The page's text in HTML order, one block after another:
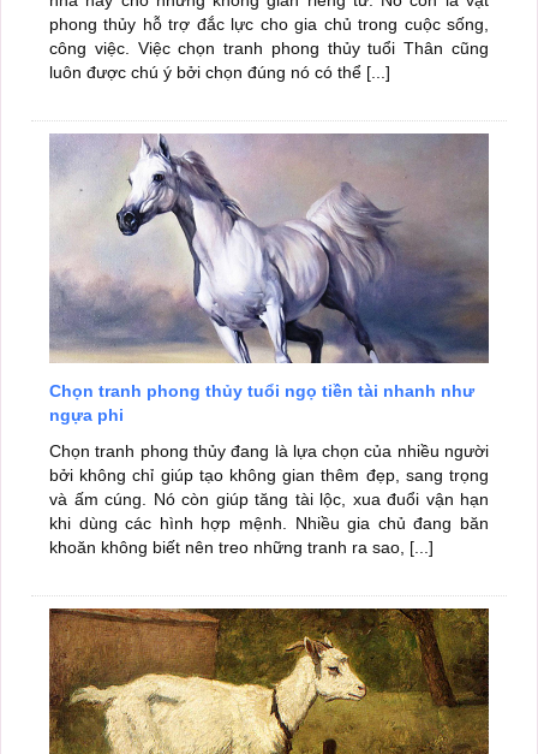
phong thủy hỗ trợ đắc lực cho gia chủ trong cuộc sống,
công việc. Việc chọn tranh phong thủy tuổi Thân cũng
luôn được chú ý bởi chọn đúng nó có thể [...]
Chọn tranh phong thủy tuổi ngọ tiền tài nhanh như
ngựa phi
Chọn tranh phong thủy đang là lựa chọn của nhiều người
bởi không chỉ giúp tạo không gian thêm đẹp, sang trọng
và ấm cúng. Nó còn giúp tăng tài lộc, xua đuổi vận hạn
khi dùng các hình hợp mệnh. Nhiều gia chủ đang băn
khoăn không biết nên treo những tranh ra sao, [...]